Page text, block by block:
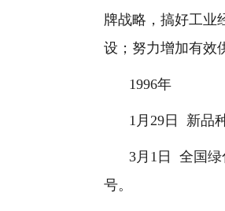
牌战略，搞好工业
设；努力增加有效
1996年
1 月 29 日 新品
3月 1 日
全国绿
号。